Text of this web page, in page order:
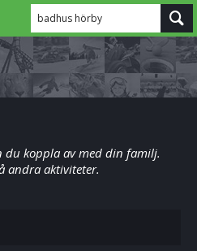
badhus hörby
du koppla av med din familj.
andra aktiviteter.